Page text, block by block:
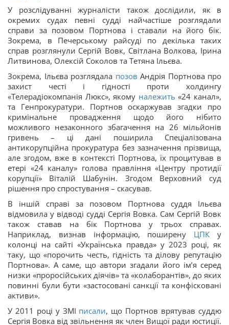
У розслідуванні журналісти також дослідили, як в
окремих судах певні судді найчастіше розглядали
справи за позовом Портнова і ставали на його бік.
Зокрема, в Печерському райсуді по декілька таких
справ розглянули Сергій Вовк, Світлана Волкова, Ірина
Литвинова, Олексій Соколов та Тетяна Ільєва.
Зокрема, Ільєва розглядала позов Андрія Портнова про
захист честі і гідності проти холдингу
«Телерадіокомпанія Люкс», якому належить«24 канал»,
та Генпрокуратури. Портнов оскаржував згадки про
кримінальне провадження щодо його нібито
можливого незаконного збагачення на 26 мільйонів
гривень – ці дані поширила Спеціалізована
антикорупційна прокуратура без зазначення прізвища,
але згодом, вже в контексті Портнова, їх процитував в
етері «24 каналу» голова правління «Центру протидії
корупції» Віталій Шабунін. Згодом Верховний суд
рішення про спростування – скасував.
В іншій справі за позовом Портнова суддя Ільєва
відмовила у відводі судді Сергія Вовка. Сам Сергій Вовк
також ставав на бік Портнова у трьох справах.
Наприклад, визнав інформацію, поширену ЦПК у
колонці на сайті «Українська правда» у 2023 році, як
таку, що «порочить честь, гідність та ділову репутацію
Портнова». А саме, що автори згадали його ім’я серед
низки «проросійських діячів» та «колаборантів», до яких
повинні були бути «застосовані санкції та конфісковані
активи».
У 2011 році у ЗМІ писали, що Портнов врятував суддю
Сергія Вовка від звільнення як член Вищої ради юстиції.